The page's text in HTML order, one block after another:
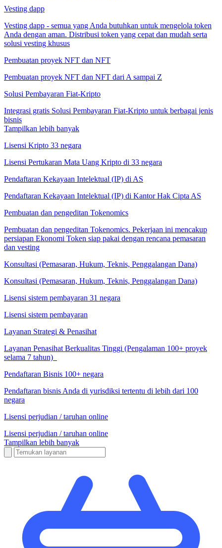
Vesting dapp
Vesting dapp - semua yang Anda butuhkan untuk mengelola token
Anda dengan aman. Distribusi token yang cepat dan mudah serta
solusi vesting khusus
Pembuatan proyek NFT dan NFT
Pembuatan proyek NFT dan NFT dari A sampai Z
Solusi Pembayaran Fiat-Kripto
Integrasi gratis Solusi Pembayaran Fiat-Kripto untuk berbagai jenis
bisnis
Tampilkan lebih banyak
Lisensi Kripto 33 negara
Lisensi Pertukaran Mata Uang Kripto di 33 negara
Pendaftaran Kekayaan Intelektual (IP) di AS
Pendaftaran Kekayaan Intelektual (IP) di Kantor Hak Cipta AS
Pembuatan dan pengeditan Tokenomics
Pembuatan dan pengeditan Tokenomics. Pekerjaan ini mencakup
persiapan Ekonomi Token siap pakai dengan rencana pemasaran
dan vesting
Konsultasi (Pemasaran, Hukum, Teknis, Penggalangan Dana)
Konsultasi (Pemasaran, Hukum, Teknis, Penggalangan Dana)
Lisensi sistem pembayaran 31 negara
Lisensi sistem pembayaran
Layanan Strategi & Penasihat
Layanan Penasihat Berkualitas Tinggi (Pengalaman 100+ proyek
selama 7 tahun)
Pendaftaran Bisnis 100+ negara
Pendaftaran bisnis Anda di yurisdiksi tertentu di lebih dari 100
negara
Lisensi perjudian / taruhan online
Lisensi perjudian / taruhan online
Tampilkan lebih banyak